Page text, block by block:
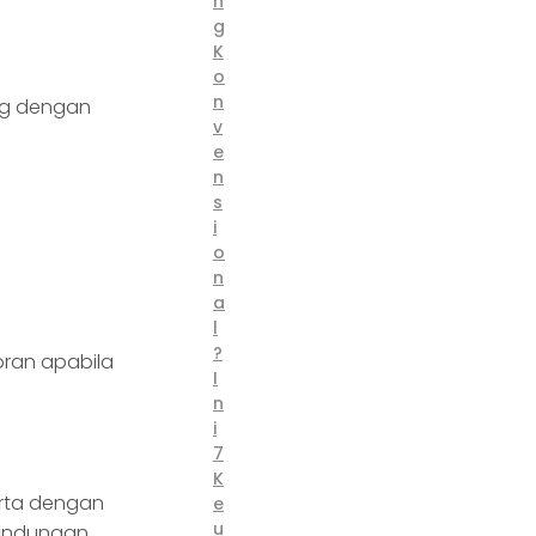
dengan
apabila
dengan
g
K
o
n
v
e
n
s
i
o
n
a
l
?
I
n
i
7
K
e
u